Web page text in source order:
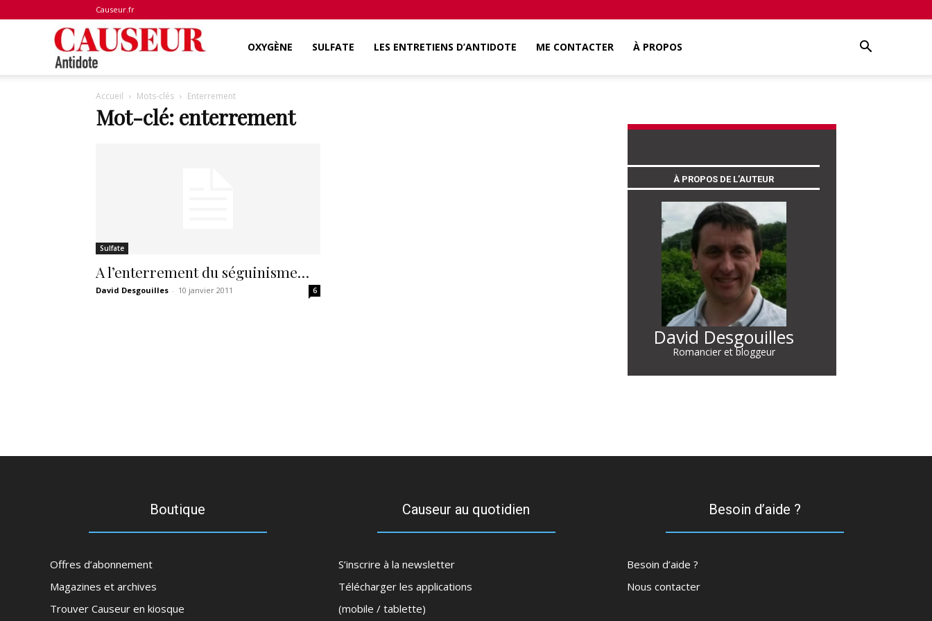
Causeur.fr
OXYGÈNE SULFATE LES ENTRETIENS D’ANTIDOTE ME CONTACTER À PROPOS
Accueil Mots-clés Enterrement
Mot-clé: enterrement
Sulfate
A l’enterrement du séguinisme…
David Desgouilles - 10 janvier 2011 6
À PROPOS DE L’AUTEUR
David Desgouilles
Romancier et bloggeur
Boutique
Offres d’abonnement
Magazines et archives
Trouver Causeur en kiosque
Causeur au quotidien
S’inscrire à la newsletter
Télécharger les applications
(mobile / tablette)
Besoin d’aide ?
Besoin d’aide ?
Nous contacter